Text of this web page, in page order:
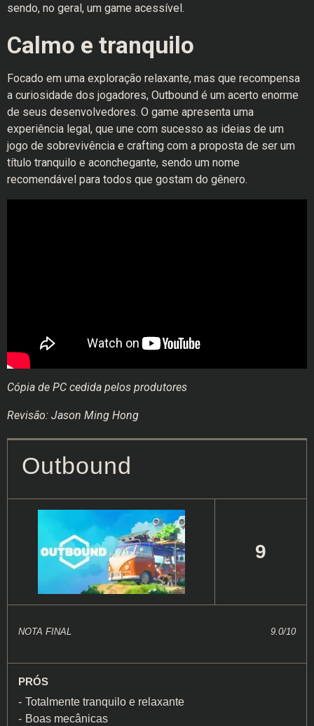
sendo, no geral, um game acessível.
Calmo e tranquilo
Focado em uma exploração relaxante, mas que recompensa
a curiosidade dos jogadores, Outbound é um acerto enorme
de seus desenvolvedores. O game apresenta uma
experiência legal, que une com sucesso as ideias de um
jogo de sobrevivência e crafting com a proposta de ser um
título tranquilo e aconchegante, sendo um nome
recomendável para todos que gostam do gênero.
Cópia de PC cedida pelos produtores
Revisão: Jason Ming Hong
Outbound
9
NOTA FINAL 9.0/10
PRÓS
Totalmente tranquilo e relaxante
Boas mecânicas